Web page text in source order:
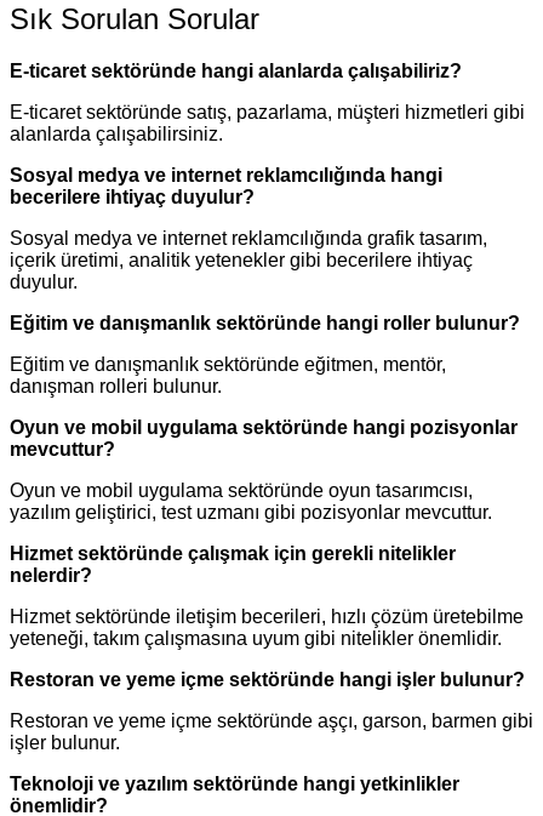
Sık Sorulan Sorular
E-ticaret sektöründe hangi alanlarda çalışabiliriz?
E-ticaret sektöründe satış, pazarlama, müşteri hizmetleri gibi
alanlarda çalışabilirsiniz.
Sosyal medya ve internet reklamcılığında hangi
becerilere ihtiyaç duyulur?
Sosyal medya ve internet reklamcılığında grafik tasarım,
içerik üretimi, analitik yetenekler gibi becerilere ihtiyaç
duyulur.
Eğitim ve danışmanlık sektöründe hangi roller bulunur?
Eğitim ve danışmanlık sektöründe eğitmen, mentör,
danışman rolleri bulunur.
Oyun ve mobil uygulama sektöründe hangi pozisyonlar
mevcuttur?
Oyun ve mobil uygulama sektöründe oyun tasarımcısı,
yazılım geliştirici, test uzmanı gibi pozisyonlar mevcuttur.
Hizmet sektöründe çalışmak için gerekli nitelikler
nelerdir?
Hizmet sektöründe iletişim becerileri, hızlı çözüm üretebilme
yeteneği, takım çalışmasına uyum gibi nitelikler önemlidir.
Restoran ve yeme içme sektöründe hangi işler bulunur?
Restoran ve yeme içme sektöründe aşçı, garson, barmen gibi
işler bulunur.
Teknoloji ve yazılım sektöründe hangi yetkinlikler
önemlidir?